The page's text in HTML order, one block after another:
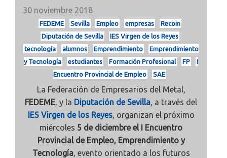
30 noviembre 2018
FEDEME Sevilla Empleo empresas
Recoin
Diputación de Sevilla
IES Virgen de los Reyes
tecnología
alumnos Emprendimiento
Emprendimiento
y Tecnología
estudiantes Formación Profesional FP
I
Encuentro Provincial de Empleo
SAE
La Federación de Empresarios del Metal,
FEDEME, y la Diputación de Sevilla, a través del
IES Virgen de los Reyes, organizan el próximo
miércoles 5 de diciembre el I Encuentro
Provincial de Empleo, Emprendimiento y
Tecnología, evento orientado a los futuros